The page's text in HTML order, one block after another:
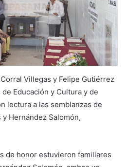
Villegas y Felipe Gutiérrez
Educación y Cultura y de
lectura a las semblanzas de
Hernández Salomón,
de honor estuvieron familiares